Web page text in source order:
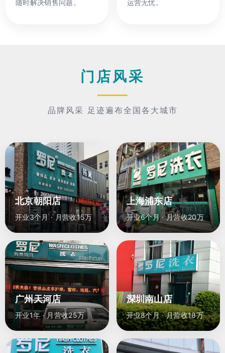
随时解决销售问题。 运营无忧。
门店风采
品牌风采 足迹遍布全国各大城市
北京朝阳店
开业3个月 · 月营收15万
上海浦东店
开业6个月 · 月营收20万
广州天河店
开业1年 · 月营收25万
深圳南山店
开业8个月 · 月营收18万